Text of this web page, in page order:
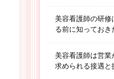
美容看護師の研修
る前に知っておき
美容看護師は営
求められる接遇と